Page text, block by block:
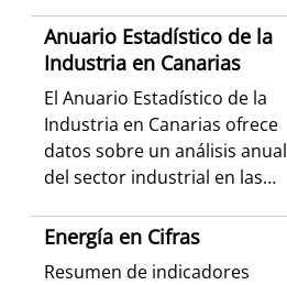
estadísticas relacionadas con
el sector, construyendo
distinta frecuencia temporal
en función de la periodicidad
de la difusión de las
estadísticas fuente.
Anuario Estadístico de la
Industria en Canarias
El Anuario Estadístico de la
Industria en Canarias ofrece
datos sobre un análisis anual
del sector industrial en las
Energía en Cifras
Resumen de indicadores